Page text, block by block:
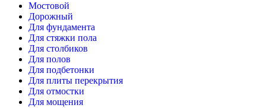
Мостовой
Дорожный
Для фундамента
Для стяжки пола
Для столбиков
Для полов
Для подбетонки
Для плиты перекрытия
Для отмостки
Для мощения